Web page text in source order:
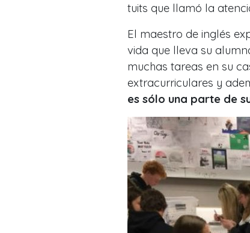
tuits que llamó la
El maestro de inglés
vida que lleva su
muchas tareas en su
extracurriculares y
es sólo una parte de